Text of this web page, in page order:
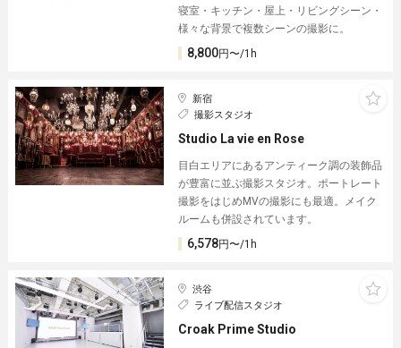
寝室・キッチン・屋上・リビングシーン・
様々な背景で複数シーンの撮影に。
8,800円〜/1h
新宿
撮影スタジオ
Studio La vie en Rose
目白エリアにあるアンティーク調の装飾品
が豊富に並ぶ撮影スタジオ。ポートレート
撮影をはじめMVの撮影にも最適。メイク
ルームも併設されています。
6,578円〜/1h
渋谷
ライブ配信スタジオ
Croak Prime Studio